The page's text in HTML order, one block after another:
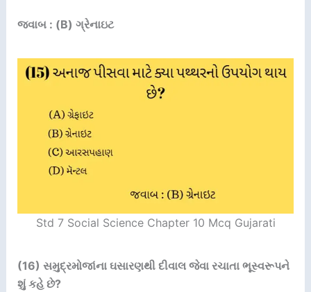
જવાબ : (B) ગ્રેનાઇટ
Std 7 Social Science Chapter 10 Mcq Gujarati
(16) સમુદ્રમોજાંના ઘસારણથી દીવાલ જેવા રચાતા ભૂસ્વરૂપને
શું કહે છે?